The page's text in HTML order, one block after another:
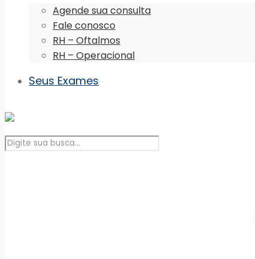
Agende sua consulta
Fale conosco
RH – Oftalmos
RH – Operacional
Seus Exames